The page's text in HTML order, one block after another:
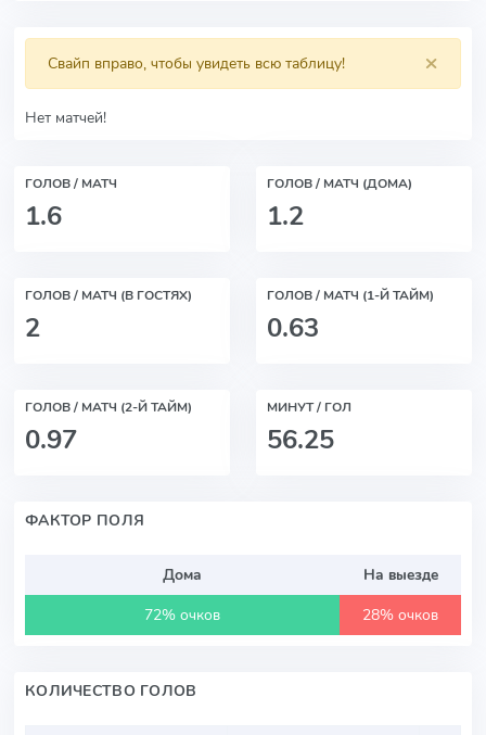
×
Свайп вправо, чтобы увидеть всю таблицу!
Нет матчей!
ГОЛОВ / МАТЧ
1.6
ГОЛОВ / МАТЧ (ДОМА)
1.2
ГОЛОВ / МАТЧ (В ГОСТЯХ)
2
ГОЛОВ / МАТЧ (1-Й ТАЙМ)
0.63
ГОЛОВ / МАТЧ (2-Й ТАЙМ)
0.97
МИНУТ / ГОЛ
56.25
ФАКТОР ПОЛЯ
Дома
На выезде
72% очков
28% очков
КОЛИЧЕСТВО ГОЛОВ